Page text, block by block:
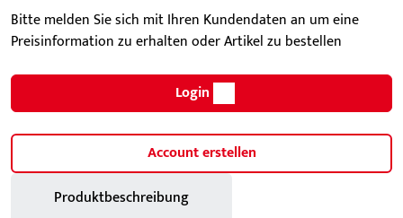
Bitte melden Sie sich mit Ihren Kundendaten an um eine
Preisinformation zu erhalten oder Artikel zu bestellen
Login
Account erstellen
Produktbeschreibung